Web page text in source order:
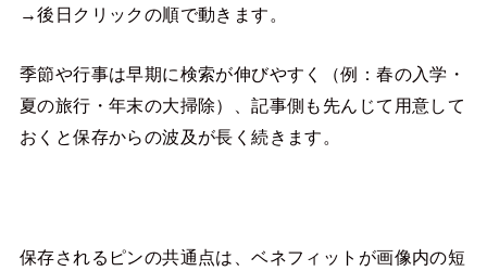
→後日クリックの順で動きます。
季節や行事は早期に検索が伸びやすく（例：春の入学・
夏の旅行・年末の大掃除）、記事側も先んじて用意して
おくと保存からの波及が長く続きます。
保存されるピンの共通点は、ベネフィットが画像内の短